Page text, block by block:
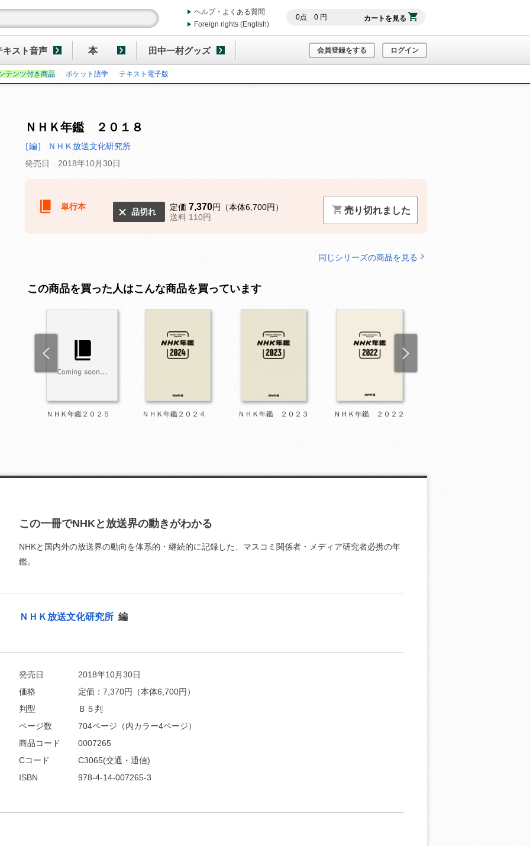
0点 0円 カートを見る
ヘルプ・よくある質問
Foreign rights (English)
キスト音声 本 田中一村グッズ 会員登録をする ログイン
テンツ付き商品 ポケット語学 テキスト電子版
他にも商品を買う
ＮＨＫ年鑑 ２０１８
［編］ ＮＨＫ放送文化研究所
発売日 2018年10月30日
単行本
品切れ 定価 7,370円（本体6,700円）
送料 110円
売り切れました
同じシリーズの商品を見る
この商品を買った人はこんな商品を買っています
ＮＨＫ年鑑２０２５ ＮＨＫ年鑑２０２４ ＮＨＫ年鑑 ２０２３ ＮＨＫ年鑑 ２０２２
この一冊でNHKと放送界の動きがわかる
NHKと国内外の放送界の動向を体系的・継続的に記録した、マスコミ関係者・メディア研究者必携の年
鑑。
ＮＨＫ放送文化研究所 編
発売日
2018年10月30日
価格
定価： 7,370円（本体6,700円）
判型
Ｂ５判
ページ数
704ページ（内カラー4ページ）
商品コード
0007265
Cコード
C3065(交通・通信)
ISBN
978-4-14-007265-3